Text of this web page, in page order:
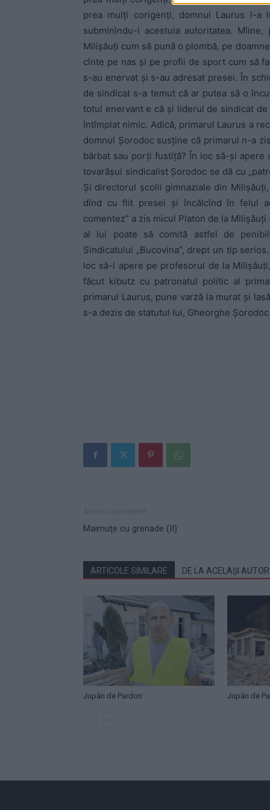
prea mulţi corigenţi, domnul Laurus l-
subminîndu-i acestuia autoritatea.
Milişăuţi cum să pună o plombă, pe
cînte pe nas şi pe profii de sport cum să
s-au enervat şi s-au adresat presei. În
de sindicat s-a temut că ar putea să o
totul enervant e că şi liderul de sindicat
întîmplat nimic. Adică, primarul Laurus a
domnul Şorodoc susţine că primarul n-a
bărbat sau porţi fustiţă? În loc să-şi
tovarăşul sindicalist Şorodoc se dă cu
Şi directorul şcolii gimnaziale din
dînd cu flit presei şi încălcînd în felul
comentez” a zis micul Platon de la
al lui poate să comită astfel de
Sindicatului „Bucovina”, drept un tip
loc să-l apere pe profesorul de la
făcut kibutz cu patronatul politic al
primarul Laurus, pune varză la murat şi
s-a dezis de statutul lui, Gheorghe
Maimuţe cu grenade (II)
ARTICOLE SIMILARE DE LA ACELAȘI AUTOR
Jupân de Pardon Jupân de